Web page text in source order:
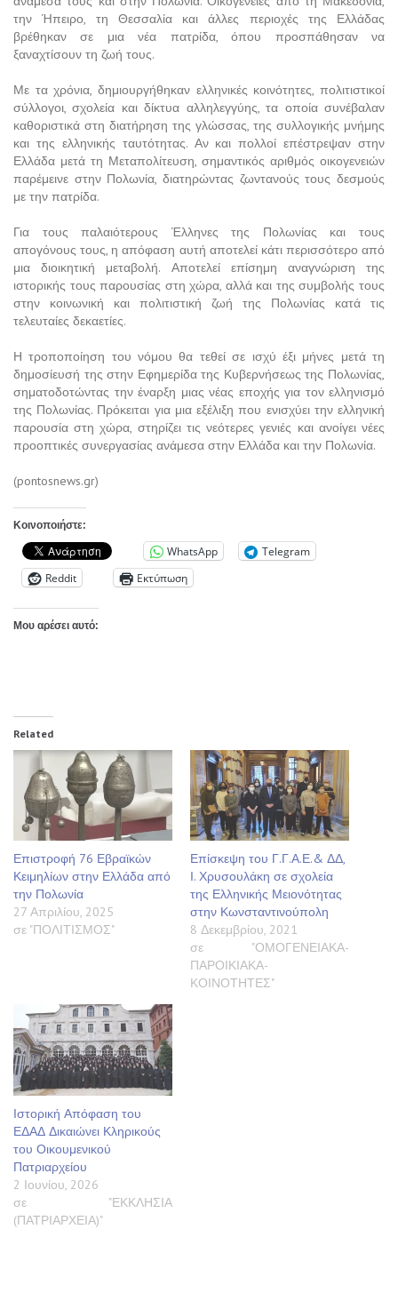
την Ήπειρο, τη Θεσσαλία και άλλες περιοχές της Ελλάδας
βρέθηκαν σε μια νέα πατρίδα, όπου προσπάθησαν να
ξαναχτίσουν τη ζωή τους.
Με τα χρόνια, δημιουργήθηκαν ελληνικές κοινότητες, πολιτιστικοί
σύλλογοι, σχολεία και δίκτυα αλληλεγγύης, τα οποία συνέβαλαν
καθοριστικά στη διατήρηση της γλώσσας, της συλλογικής μνήμης
και της ελληνικής ταυτότητας. Αν και πολλοί επέστρεψαν στην
Ελλάδα μετά τη Μεταπολίτευση, σημαντικός αριθμός οικογενειών
παρέμεινε στην Πολωνία, διατηρώντας ζωντανούς τους δεσμούς
με την πατρίδα.
Για τους παλαιότερους Έλληνες της Πολωνίας και τους
απογόνους τους, η απόφαση αυτή αποτελεί κάτι περισσότερο από
μια διοικητική μεταβολή. Αποτελεί επίσημη αναγνώριση της
ιστορικής τους παρουσίας στη χώρα, αλλά και της συμβολής τους
στην κοινωνική και πολιτιστική ζωή της Πολωνίας κατά τις
τελευταίες δεκαετίες.
Η τροποποίηση του νόμου θα τεθεί σε ισχύ έξι μήνες μετά τη
δημοσίευσή της στην Εφημερίδα της Κυβερνήσεως της Πολωνίας,
σηματοδοτώντας την έναρξη μιας νέας εποχής για τον ελληνισμό
της Πολωνίας. Πρόκειται για μια εξέλιξη που ενισχύει την ελληνική
παρουσία στη χώρα, στηρίζει τις νεότερες γενιές και ανοίγει νέες
προοπτικές συνεργασίας ανάμεσα στην Ελλάδα και την Πολωνία.
(pontosnews.gr)
Κοινοποιήστε:
WhatsApp
Telegram
Reddit
Εκτύπωση
Μου αρέσει αυτό:
Related
Επιστροφή 76 Εβραϊκών
Κειμηλίων στην Ελλάδα από
την Πολωνία
27 Απριλίου, 2025
σε "ΠΟΛΙΤΙΣΜΟΣ"
Επίσκεψη του Γ.Γ.Α.Ε.& ΔΔ,
Ι. Χρυσουλάκη σε σχολεία
της Ελληνικής Μειονότητας
στην Κωνσταντινούπολη
8 Δεκεμβρίου, 2021
σε "ΟΜΟΓΕΝΕΙΑΚΑ-
ΠΑΡΟΙΚΙΑΚΑ-
ΚΟΙΝΟΤΗΤΕΣ"
Ιστορική Απόφαση του
ΕΔΑΔ Δικαιώνει Κληρικούς
του Οικουμενικού
Πατριαρχείου
2 Ιουνίου, 2026
σε "ΕΚΚΛΗΣΙΑ
(ΠΑΤΡΙΑΡΧΕΙΑ)"